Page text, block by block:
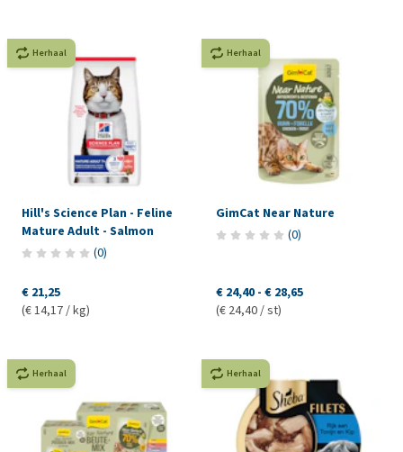
Herhaal
Hill's Science Plan - Feline
Mature Adult - Salmon
(0)
€ 21,25
(€ 14,17 / kg)
Herhaal
GimCat Near Nature
(0)
€ 24,40 - € 28,65
(€ 24,40 / st)
Herhaal Herhaal